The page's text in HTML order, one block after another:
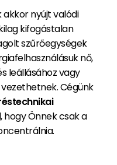
akkor nyújt valódi
kifogástalan
szűrőegységek
nő,
leállásához vagy
Cégünk
hogy Önnek csak a